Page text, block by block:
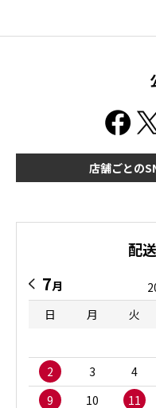
店舗ごとの
配
7月
日
月 火
2
3 4
9
10 11